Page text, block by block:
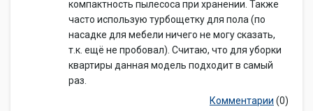
компактность пылесоса при хранении. Также
часто использую турбощетку для пола (по
насадке для мебели ничего не могу сказать,
т.к. ещё не пробовал). Считаю, что для уборки
квартиры данная модель подходит в самый
раз.
Комментарии (0)